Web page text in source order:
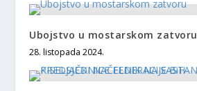
Ubojstvo u mostarskom zatvoru
28. listopada 2024.